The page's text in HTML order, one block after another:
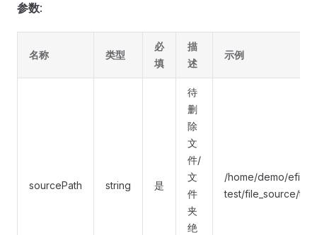
参数:
名称 类型
必
填
描
述
示例
sourcePath string 是
待
删
除
文
件/
文
件
夹
绝
/home/demo/efile-
test/file_source/